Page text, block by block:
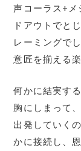
声コーラス+メ
ドアウトでと
レーミングで
意匠を揃える
何かに結実す
胸にしまって
出発していく
かに接続し、